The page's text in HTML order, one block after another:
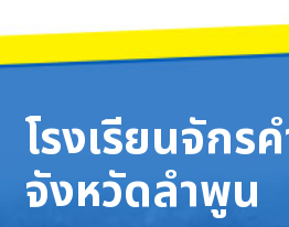
โรงเรียนจักร
จังหวัดลำพูน